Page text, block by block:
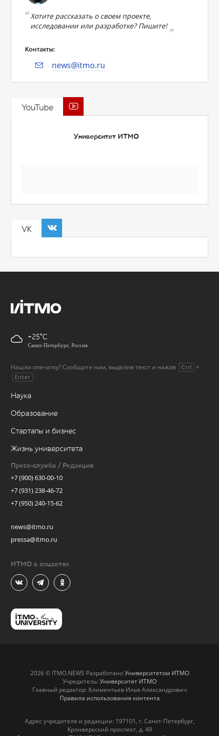
Хотите рассказать о своем проекте,
исследовании или разработке? Пишите!
Контакты:
news@itmo.ru
YouTube
Университет ИТМО
VK
+25
Санкт-Петербург, Россия
Нашли опечатку? Сообщите нам, выделив текст и нажав Ctrl +
Enter .
Наука
Образование
Стартапы и бизнес
Жизнь университета
Пресс-служба / Редакция
+7 (900) 630-00-10
+7 (931) 238-46-72
+7 (950) 240-15-62
news@itmo.ru
pressa@itmo.ru
ИТМО в соцсетях
2026 © ITMO.NEWS РазработаноУниверситетом ИТМО
Учредитель: Университет ИТМО
Главный редактор: Климентьев Илья Александрович
Правила использования контента
Адрес учредителя и редакции: 197101, г. Санкт-Петербург,
Кронверкский проспект, д. 49